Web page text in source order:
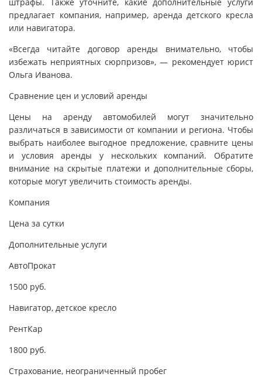
предлагает компания, например, аренда детского кресла
или навигатора.
«Всегда читайте договор аренды внимательно, чтобы
избежать неприятных сюрпризов», — рекомендует юрист
Ольга Иванова.
Сравнение цен и условий аренды
Цены на аренду автомобилей могут значительно
различаться в зависимости от компании и региона. Чтобы
выбрать наиболее выгодное предложение, сравните цены
и условия аренды у нескольких компаний. Обратите
внимание на скрытые платежи и дополнительные сборы,
которые могут увеличить стоимость аренды.
Компания
Цена за сутки
Дополнительные услуги
АвтоПрокат
1500 руб.
Навигатор, детское кресло
РентКар
1800 руб.
Страхование, неограниченный пробег